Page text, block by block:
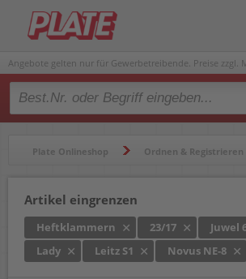
Angebote gelten nur für Gewerbetreibende. Preise zzgl.
Type 2 or more characters for results.
Plate Onlineshop Ordnen & Registrieren
Artikel eingrenzen
Heftklammern 23/17
Juwel
Lady
Leitz S1 Novus NE-8